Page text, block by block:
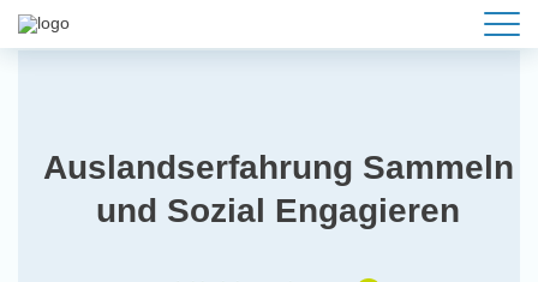
Auslandserfahrung Sammeln
und Sozial Engagieren